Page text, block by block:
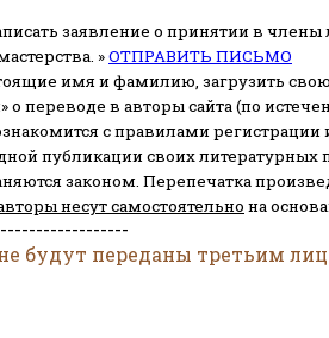
заявление о принятии в
»ОТПРАВИТЬ ПИСЬМО
имя и фамилию, загрузить
переводе в авторы сайта (по
с правилами
публикации своих
законом. Перепечатка
несут самостоятельно на
будут переданы третьим